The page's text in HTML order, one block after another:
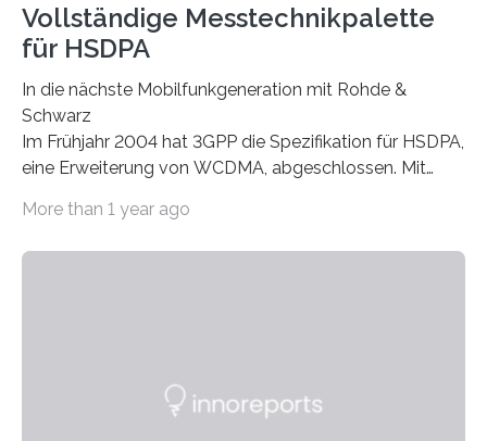
Vollständige Messtechnikpalette
für HSDPA
In die nächste Mobilfunkgeneration mit Rohde &
Schwarz
Im Frühjahr 2004 hat 3GPP die Spezifikation für HSDPA,
eine Erweiterung von WCDMA, abgeschlossen. Mit
Mobilfunkbetreiber ihren Endkunden technisch noch
More than 1 year ago